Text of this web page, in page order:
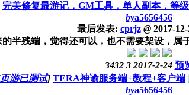
完美修复最游记，GM工具，单人副本，等
bya5656456
最后发表: cprjz @2017-12-
半残端，觉得还可以，也不需要架设，属
3432 3 2017-2-24 预
页游已测试] TERA神谕服务端+教程+客户端
bya5656456